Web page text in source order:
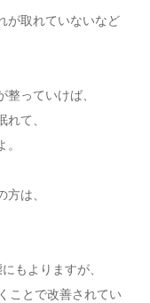
が取れていないなど
っていけば、
て、
は、
もよりますが、
ことで改善されてい